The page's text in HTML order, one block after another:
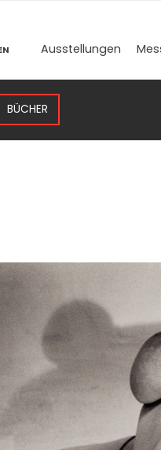
Ausstellungen
BÜCHER